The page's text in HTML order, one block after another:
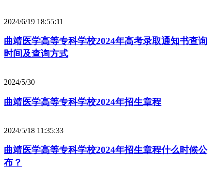
2024/6/19 18:55:11
曲靖医学高等专科学校2024年高考录取通知书查询
时间及查询方式
2024/5/30
曲靖医学高等专科学校2024年招生章程
2024/5/18 11:35:33
曲靖医学高等专科学校2024年招生章程什么时候公
布？